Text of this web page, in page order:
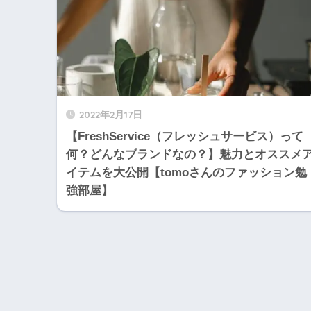
2022年2月17日
【FreshService（フレッシュサービス）って
何？どんなブランドなの？】魅力とオススメ
イテムを大公開【tomoさんのファッション勉
強部屋】